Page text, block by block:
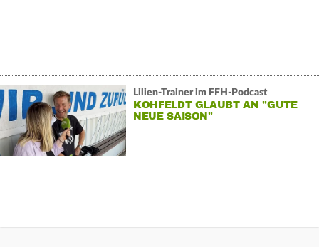
Lilien-Trainer im FFH-Podcast
KOHFELDT GLAUBT AN "GUTE
NEUE SAISON"